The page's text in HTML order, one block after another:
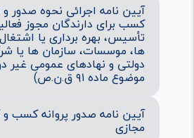
آیین نامه اجرائی نحوه صدور و
تأسیس، بهره برداری یا اشتغال
ها،
دولتی و نهادهای عمومی غیر
موضوع ماده ۹۱ ق.ن.ص)
آیین نامه صدور پروانه کسب و
مجازی